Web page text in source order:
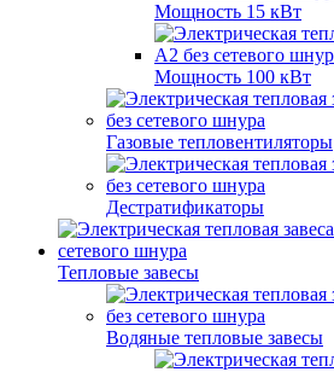
Мощность 15 кВт
Мощность 100 кВт
Газовые тепловентиляторы
Дестратификаторы
Тепловые завесы
Водяные тепловые завесы